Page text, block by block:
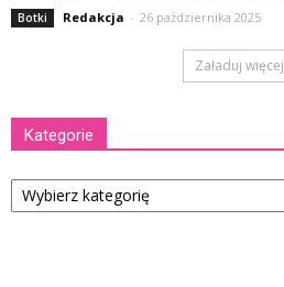
Botki Redakcja - 26 października 2025
Załaduj więcej
Kategorie
Kategorie